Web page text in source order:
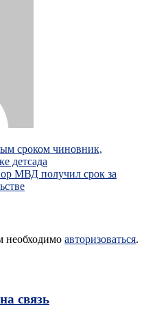
сроком чиновник,
детсада
МВД получил срок за
необходимо авторизоваться.
связь